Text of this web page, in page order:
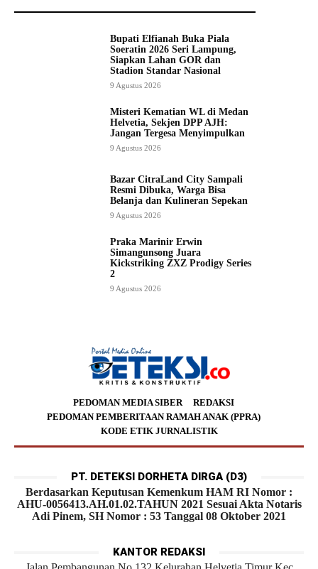
Bupati Elfianah Buka Piala
Soeratin 2026 Seri Lampung,
Siapkan Lahan GOR dan
Stadion Standar Nasional
9 Agustus 2026
Misteri Kematian WL di Medan
Helvetia, Sekjen DPP AJH:
Jangan Tergesa Menyimpulkan
9 Agustus 2026
Bazar CitraLand City Sampali
Resmi Dibuka, Warga Bisa
Belanja dan Kulineran Sepekan
9 Agustus 2026
Praka Marinir Erwin
Simangunsong Juara
Kickstriking ZXZ Prodigy Series
2
9 Agustus 2026
PEDOMAN MEDIA SIBER
REDAKSI
PEDOMAN PEMBERITAAN RAMAH ANAK (PPRA)
KODE ETIK JURNALISTIK
PT. DETEKSI DORHETA DIRGA (D3)
Berdasarkan Keputusan Kemenkum HAM RI Nomor :
AHU-0056413.AH.01.02.TAHUN 2021 Sesuai Akta Notaris
Adi Pinem, SH Nomor : 53 Tanggal 08 Oktober 2021
KANTOR REDAKSI